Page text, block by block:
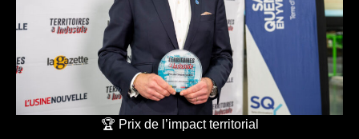
🏆 Prix de l’impact territorial